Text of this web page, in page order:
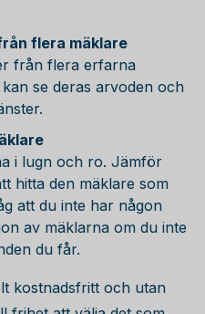
flera mäklare
från flera erfarna
se deras arvoden och
i lugn och ro. Jämför
hitta den mäklare som
att du inte har någon
av mäklarna om du inte
du får.
kostnadsfritt och utan